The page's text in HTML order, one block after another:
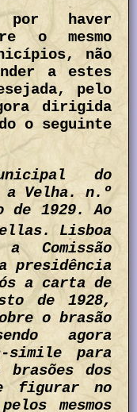
por haver
o mesmo
não
a estes
pelo
dirigida
o seguinte
do
a Velha. n.º
de 1929. Ao
Lisboa
Comissão
presidência
a carta de
de 1928,
o brasão
agora
simile para
dos
figurar no
mesmos